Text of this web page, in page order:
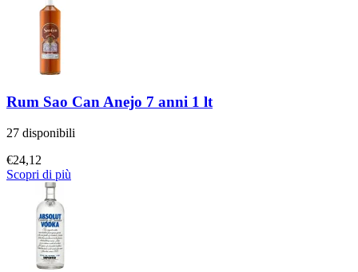
Rum Sao Can Anejo 7 anni 1 lt
27 disponibili
€24,12
Scopri di più